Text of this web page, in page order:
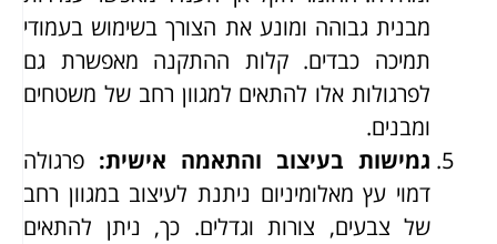
מבנית גבוהה ומונע את הצורך בשימוש בעמודי
תמיכה כבדים. קלות ההתקנה מאפשרת גם
לפרגולות אלו להתאים למגוון רחב של משטחים
ומבנים.
גמישות בעיצוב והתאמה אישית: פרגולה
דמוי עץ מאלומיניום ניתנת לעיצוב במגוון רחב
של צבעים, צורות וגדלים. כך, ניתן להתאים